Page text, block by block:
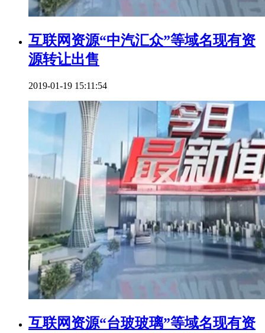
互联网资源“中汽汇众”等域名现有资
源转让出售
2019-01-19 15:11:54
互联网资源“台玻玻璃”等域名现有资